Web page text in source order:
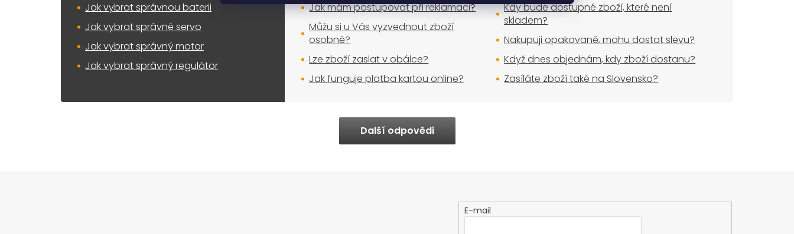
Jak vybrat správnou baterii
Jak vybrat správné servo
Jak vybrat správný motor
Jak vybrat správný regulátor
Jak mám postupovat při reklamaci?
Můžu si u Vás vyzvednout zboží
osobně?
Lze zboží zaslat v obálce?
Jak funguje platba kartou online?
Kdy bude dostupné zboží, které není
skladem?
Nakupuji opakovaně, mohu dostat slevu?
Když dnes objednám, kdy zboží dostanu?
Zasíláte zboží také na Slovensko?
Další odpovědi
E-mail